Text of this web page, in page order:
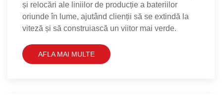
și relocări ale liniilor de producție a bateriilor
oriunde în lume, ajutând clienții să se extindă la
viteză și să construiască un viitor mai verde.
AFLA MAI MULTE